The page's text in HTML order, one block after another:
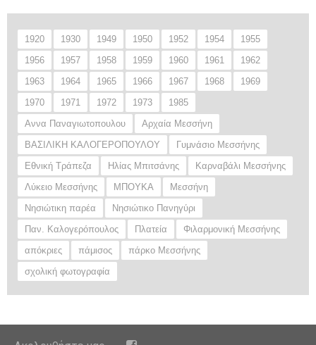
1920 1930 1949 1950 1952 1954
1955
1956
1957 1958 1959 1960 1961
1962
1963
1964 1965 1966 1967 1968
1969
1970
1971 1972 1973
1985
Αννα Παναγιωτοπουλου
Αρχαία Μεσσήνη
ΒΑΣΙΛΙΚΗ ΚΑΛΟΓΕΡΟΠΟΥΛΟΥ
Γυμνάσιο Μεσσήνης
Εθνική Τράπεζα
Ηλίας Μπιτσάνης
Καρναβάλι Μεσσήνης
Λύκειο Μεσσήνης
ΜΠΟΥΚΑ
Μεσσήνη
Νησιώτικη παρέα
Νησιώτικο Πανηγύρι
Παν. Καλογερόπουλος
Πλατεία
Φιλαρμονική Μεσσήνης
απόκριες
πάμισος
πάρκο Μεσσήνης
σχολική φωτογραφία